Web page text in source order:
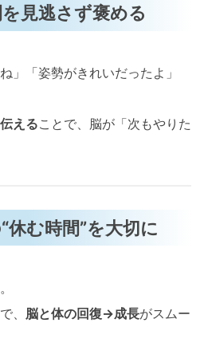
見逃さず褒める
」「姿勢がきれいだったよ」
えることで、脳が「次もやりた
む時間”を大切に
、 脳と体の回復→成長がスムー